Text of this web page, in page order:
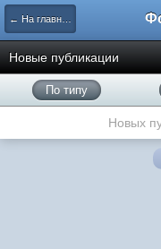
← На главную
Новые публикации
По типу
Новых